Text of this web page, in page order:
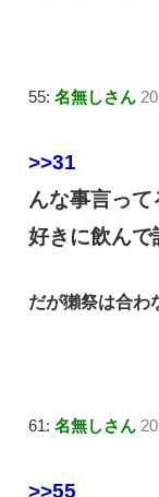
55: 名無しさん
>>31
んな事言っ
好きに飲ん
だが獺祭は合わ
61: 名無しさん
>>55